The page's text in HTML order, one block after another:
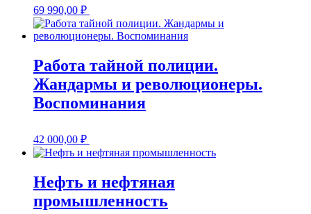
69 990,00 ₽
Работа тайной полиции.
Жандармы и революционеры.
Воспоминания
42 000,00 ₽
Нефть и нефтяная
промышленность